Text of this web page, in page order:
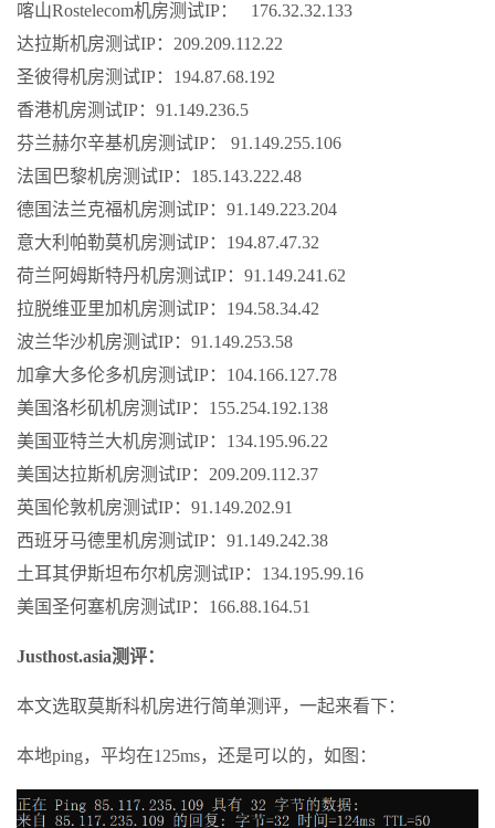
喀山Rostelecom机房测试IP： 176.32.32.133
达拉斯机房测试IP：209.209.112.22
圣彼得机房测试IP：194.87.68.192
香港机房测试IP：91.149.236.5
芬兰赫尔辛基机房测试IP： 91.149.255.106
法国巴黎机房测试IP：185.143.222.48
德国法兰克福机房测试IP：91.149.223.204
意大利帕勒莫机房测试IP：194.87.47.32
荷兰阿姆斯特丹机房测试IP：91.149.241.62
拉脱维亚里加机房测试IP：194.58.34.42
波兰华沙机房测试IP：91.149.253.58
加拿大多伦多机房测试IP：104.166.127.78
美国洛杉矶机房测试IP：155.254.192.138
美国亚特兰大机房测试IP：134.195.96.22
美国达拉斯机房测试IP：209.209.112.37
英国伦敦机房测试IP：91.149.202.91
西班牙马德里机房测试IP：91.149.242.38
土耳其伊斯坦布尔机房测试IP：134.195.99.16
美国圣何塞机房测试IP：166.88.164.51
Justhost.asia测评：
本文选取莫斯科机房进行简单测评，一起来看下：
本地ping，平均在125ms，还是可以的，如图：